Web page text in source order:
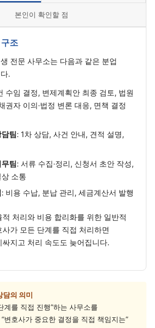
본인이 확인할 점
조
전문 사무소는 다음과 같은 분업
.
수임 결정, 변제계획안 최종 검토, 법원
권자 이의·법정 변론 대응, 면책 결정
팀: 1차 상담, 사건 안내, 견적 설명,
팀: 서류 수집·정리, 신청서 초안 작성,
소통
: 비용 수납, 분납 관리, 세금계산서 발행
처리와 비용 합리화를 위한 일반적
가 모든 단계를 직접 처리하면
지고 처리 속도도 늦어집니다.
담의 의미
계를 직접 진행”하는 사무소를
변호사가 중요한 결정을 직접 책임지는”